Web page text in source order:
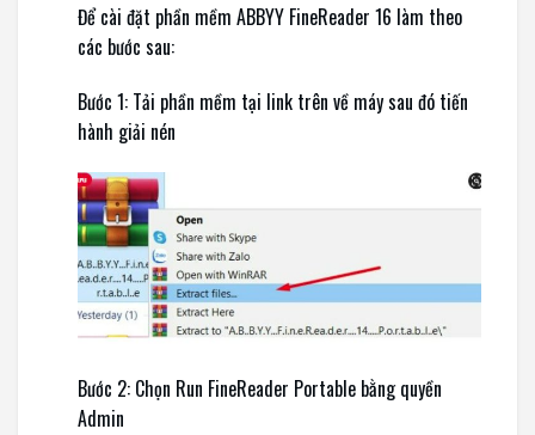
Để cài đặt phần mềm ABBYY FineReader 16 làm theo
các bước sau:
Bước 1: Tải phần mềm tại link trên về máy sau đó tiến
hành giải nén
Bước 2: Chọn Run FineReader Portable bằng quyền
Admin